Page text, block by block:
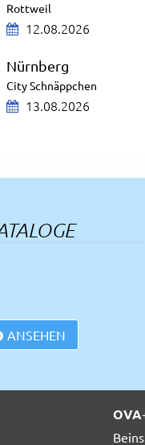
Rottweil
12.08.2026
Nürnberg
City Schnäppchen
13.08.2026
Bregenzer Festspiele
AUSGEBUCHT
16.08.2026
19.08.2026
ANSEHEN
OVA